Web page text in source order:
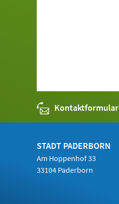
Kontaktformular
STADT PADERBORN
Am Hoppenhof 33
33104 Paderborn